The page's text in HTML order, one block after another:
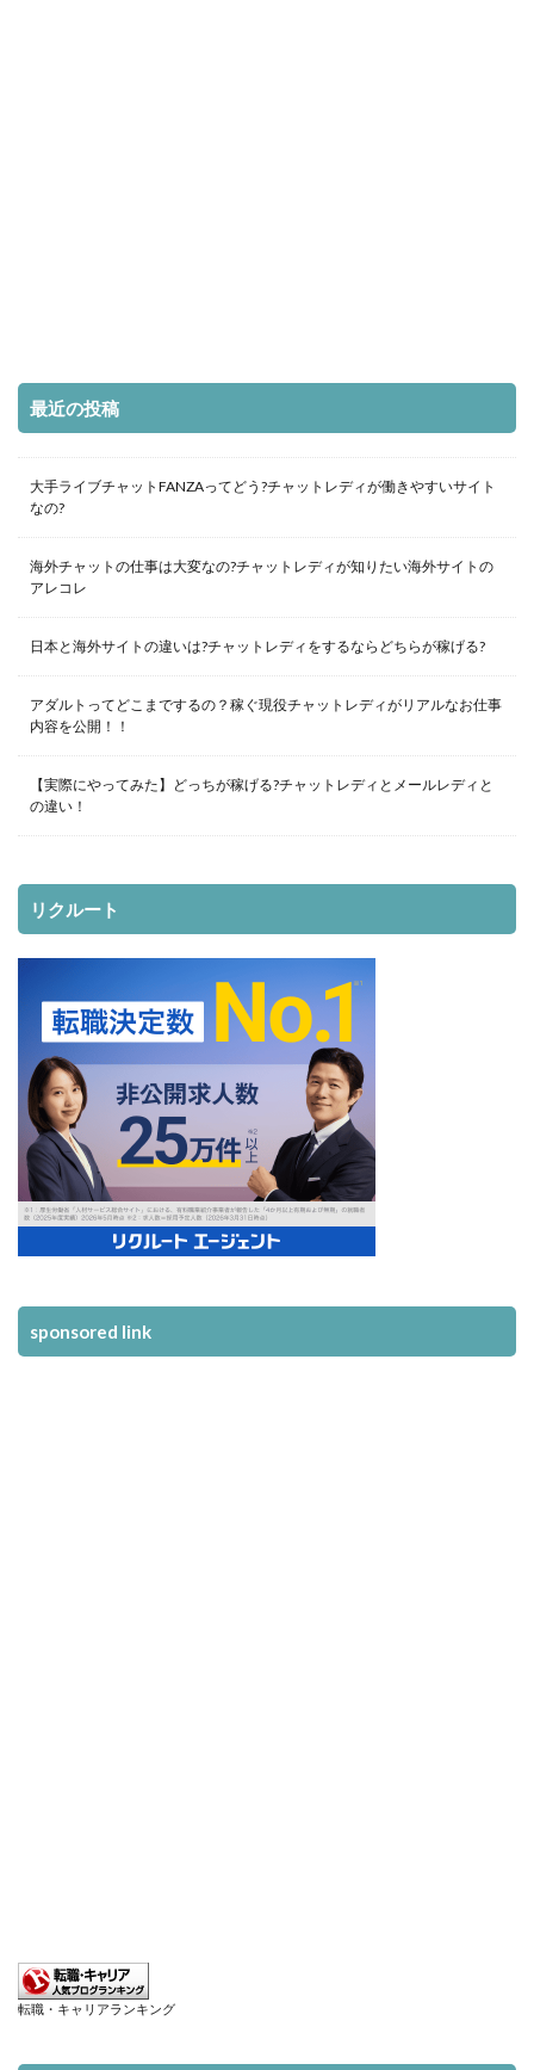
最近の投稿
大手ライブチャットFANZAってどう?チャットレディが働きやすいサイト
なの?
海外チャットの仕事は大変なの?チャットレディが知りたい海外サイトの
アレコレ
日本と海外サイトの違いは?チャットレディをするならどちらが稼げる?
アダルトってどこまでするの？稼ぐ現役チャットレディがリアルなお仕事
内容を公開！！
【実際にやってみた】どっちが稼げる?チャットレディとメールレディと
の違い！
リクルート
sponsored link
転職・キャリアランキング